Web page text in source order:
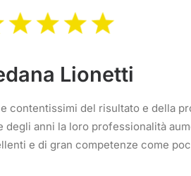
Lionetti
contentissimi del risultato e della
anni la loro professionalità
e di gran competenze come